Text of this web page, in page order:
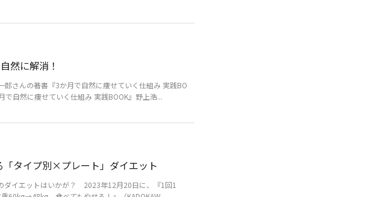
自然に解消！
さんの著書『3か月で自然に痩せていく仕組み 実践BO
自然に痩せていく仕組み 実践BOOK』野上浩...
タイプ別×プレート」ダイエット
イエットはいかが？ 2023年12月20日に、『1回1